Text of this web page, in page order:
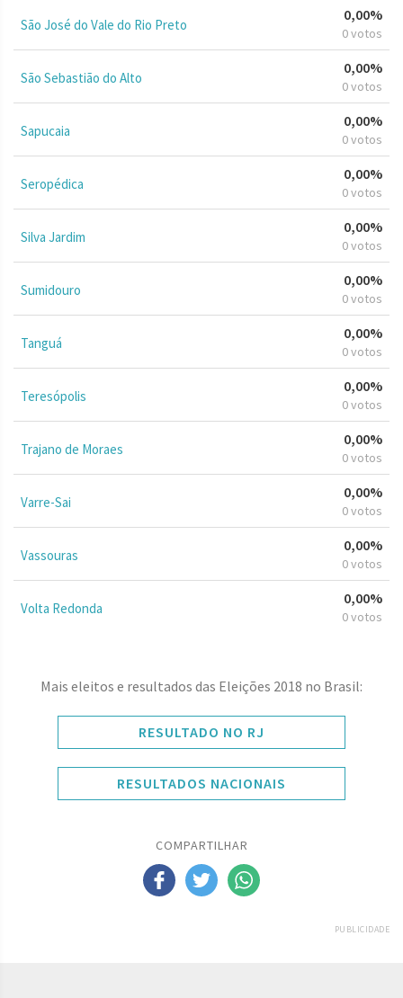
São José do Vale do Rio Preto
0,00%
0 votos
São Sebastião do Alto
0,00%
0 votos
Sapucaia
0,00%
0 votos
Seropédica
0,00%
0 votos
Silva Jardim
0,00%
0 votos
Sumidouro
0,00%
0 votos
Tanguá
0,00%
0 votos
Teresópolis
0,00%
0 votos
Trajano de Moraes
0,00%
0 votos
Varre-Sai
0,00%
0 votos
Vassouras
0,00%
0 votos
Volta Redonda
0,00%
0 votos
Mais eleitos e resultados das Eleições 2018 no Brasil:
RESULTADO NO RJ
RESULTADOS NACIONAIS
COMPARTILHAR
PUBLICIDADE